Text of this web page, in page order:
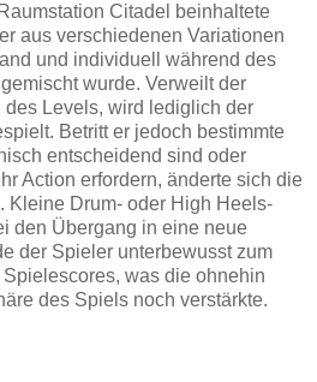
Citadel beinhaltete
aus verschiedenen Variationen
und individuell während des
wurde. Verweilt der
Levels, wird lediglich der
Betritt er jedoch bestimmte
entscheidend sind oder
Action erfordern, änderte sich die
Kleine Drum- oder High Heels-
den Übergang in eine neue
der Spieler unterbewusst zum
was die ohnehin
des Spiels noch verstärkte.